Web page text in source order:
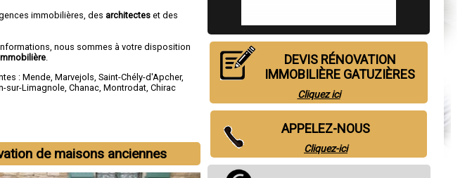
immobilières, des architectes et des
nous sommes à votre disposition
:Mende ,Marvejols ,Saint-Chély-d'Apcher,
sur-Limagnole ,Chanac ,Montrodat ,Chirac
de maisons anciennes
DEVIS RÉNOVATION
IMMOBILIÈRE GATUZIÈRES
Cliquez ici
APPELEZ-NOUS
Cliquez-ici